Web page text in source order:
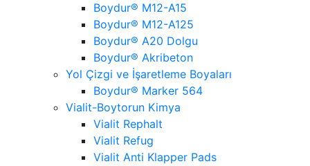
Boydur® M12-A15
Boydur® M12-A125
Boydur® A20 Dolgu
Boydur® Akribeton
Yol Çizgi ve İşaretleme Boyaları
Boydur® Marker 564
Vialit-Boytorun Kimya
Vialit Rephalt
Vialit Refug
Vialit Anti Klapper Pads